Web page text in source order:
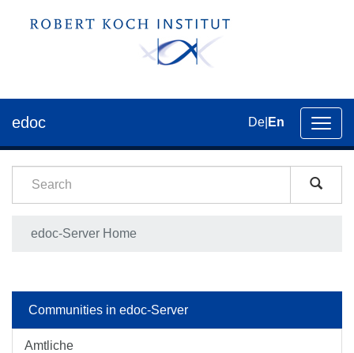
edoc De En
edoc-Server Home
Communities in edoc-Server
Amtliche